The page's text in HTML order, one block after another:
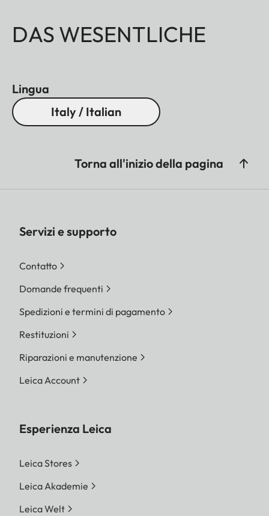
DAS WESENTLICHE
Lingua
Italy / Italian
Torna all'inizio della pagina
Servizi e supporto
Contatto
Domande frequenti
Spedizioni e termini di pagamento
Restituzioni
Riparazioni e manutenzione
Leica Account
Esperienza Leica
Leica Stores
Leica Akademie
Leica Welt